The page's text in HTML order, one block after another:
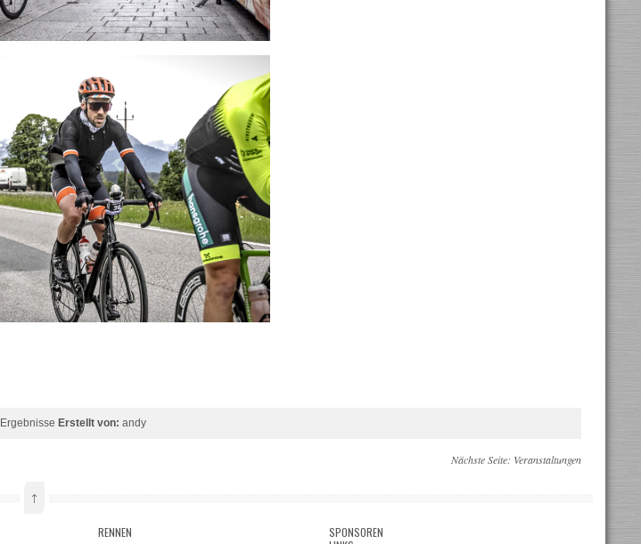
Ergebnisse Erstellt von: andy
Nächste Seite: Veranstaltungen
↑
RENNEN
SPONSOREN